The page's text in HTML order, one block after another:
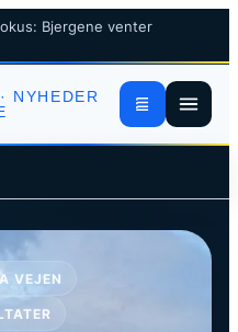
Bjergene venter
NYHEDER
VEJEN